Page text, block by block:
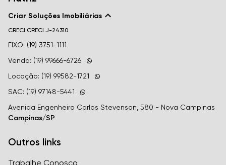
Criar Soluções Imobiliárias
CRECI CRECI J-24310
FIXO: (19) 3751-1111
Venda: (19) 99666-6726
Locação: (19) 99582-1721
SAC: (19) 97148-5441
Avenida Engenheiro Carlos Stevenson, 580 - Nova Campinas
Campinas/SP
Outros links
Trabalhe Conosco